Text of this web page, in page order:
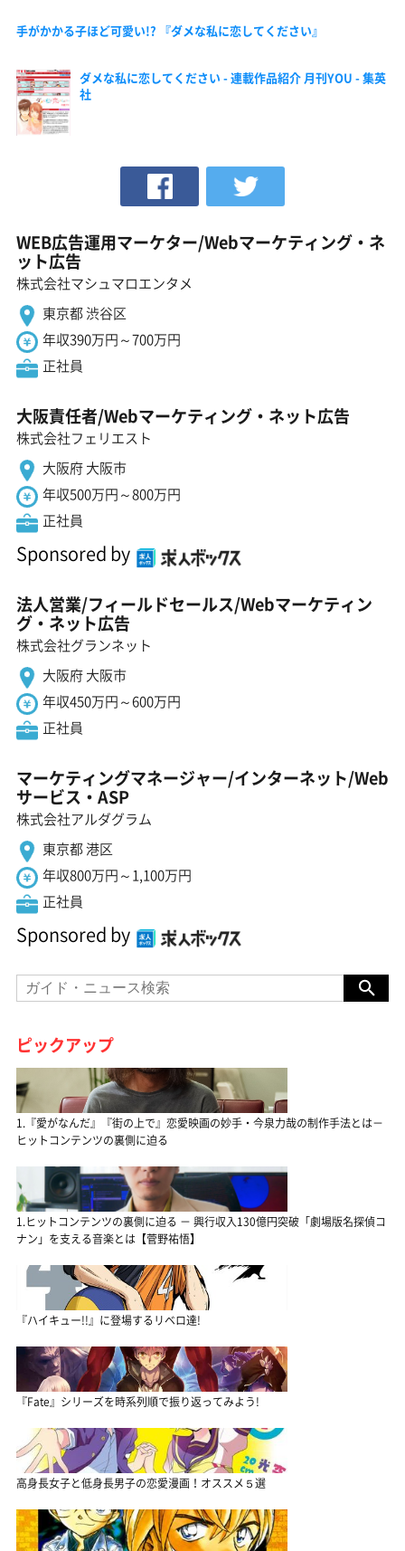
手がかかる子ほど可愛い!? 『ダメな私に恋してください』
ダメな私に恋してください - 連載作品紹介 月刊YOU - 集英
社
WEB広告運用マーケター/Webマーケティング・ネ
ット広告
株式会社マシュマロエンタメ
東京都 渋谷区
年収390万円～700万円
正社員
大阪責任者/Webマーケティング・ネット広告
株式会社フェリエスト
大阪府 大阪市
年収500万円～800万円
正社員
Sponsored by
法人営業/フィールドセールス/Webマーケティン
グ・ネット広告
株式会社グランネット
大阪府 大阪市
年収450万円～600万円
正社員
マーケティングマネージャー/インターネット/Web
サービス・ASP
株式会社アルダグラム
東京都 港区
年収800万円～1,100万円
正社員
Sponsored by
ピックアップ
1.『愛がなんだ』『街の上で』恋愛映画の妙手・今泉力哉の制作手法とは－
ヒットコンテンツの裏側に迫る
1.ヒットコンテンツの裏側に迫る － 興行収入130億円突破「劇場版名探偵コ
ナン」を支える音楽とは【菅野祐悟】
『ハイキュー!!』に登場するリベロ達!
『Fate』シリーズを時系列順で振り返ってみよう!
高身長女子と低身長男子の恋愛漫画！オススメ５選